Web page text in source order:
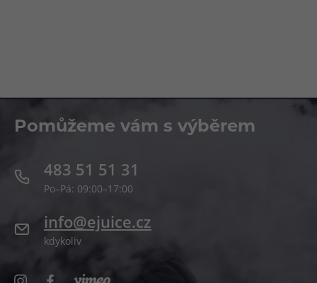
Pomůžeme vám s výběrem
483 51 51 31
Po–Pá: 09:00–17:00
info@ejuice.cz
kdykoliv